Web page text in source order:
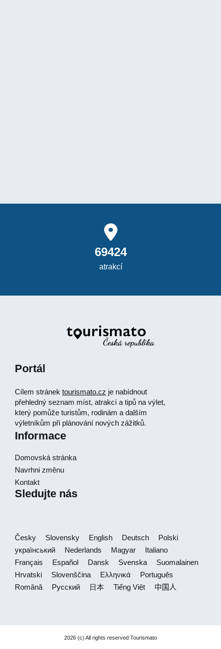
69424
atrakcí
Portál
Cílem stránek tourismato.cz je nabídnout
přehledný seznam míst, atrakcí a tipů na výlet,
který pomůže turistům, rodinám a dalším
výletníkům při plánování nových zážitků.
Informace
Domovská stránka
Navrhni změnu
Kontakt
Sledujte nás
Česky Slovensky English Deutsch
Polski
український
Nederlands Magyar
Italiano
Français
Español Dansk Svenska
Suomalainen
Hrvatski
Slovenščina Ελληνικά
Português
Română
Русский 日本 Tiếng Việt 中国人
2026 (c) All rights reserved Tourismato